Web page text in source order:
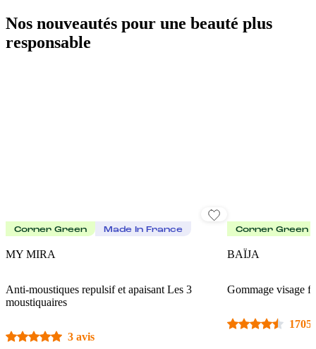
Nos nouveautés pour une beauté plus
responsable
Corner Green Made In France
MY MIRA
Anti-moustiques repulsif et apaisant Les 3
moustiquaires
3 avis
Corner Green
BAÏJA
Gommage visage
1705